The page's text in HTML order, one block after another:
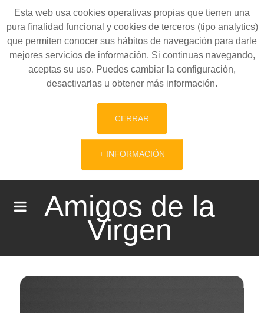
Esta web usa cookies operativas propias que tienen una
pura finalidad funcional y cookies de terceros (tipo analytics)
que permiten conocer sus hábitos de navegación para darle
mejores servicios de información. Si continuas navegando,
aceptas su uso. Puedes cambiar la configuración,
desactivarlas u obtener más información.
CERRAR
+ INFORMACIÓN
Amigos de la
Virgen